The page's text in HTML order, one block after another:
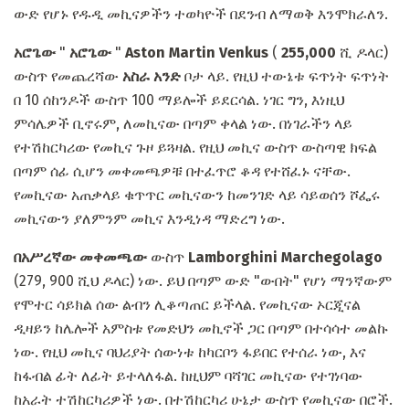
ውድ የሆኑ የዱዲ መኪናዎችን ተወካዮች በደንብ ለማወቅ እንሞክራለን.
አሮጌው" አሮጌው" Aston Martin Venkus ( 255,000 ሺ ዶላር)
ውስጥ የመጨረሻው አስራ አንድ ቦታ ላይ. የዚህ ተውኔቱ ፍጥነት ፍጥነት
በ 10 ሰከንዶች ውስጥ 100 ማይሎች ይደርሳል. ነገር ግን, እነዚህ
ምሳሌዎች ቢኖሩም, ለመኪናው በጣም ቀላል ነው. በነገራችን ላይ
የተሽከርካሪው የመኪና ጉዞ ይጓዛል. የዚህ መኪና ውስጥ ውስጣዊ ክፍል
በጣም ሰፊ ሲሆን መቀመጫዎቹ በተፈጥሮ ቆዳ የተሸፈኑ ናቸው.
የመኪናው አጠቃላይ ቁጥጥር መኪናውን ከመንገድ ላይ ሳይወሰን ሾፌሩ
መኪናውን ያለምንም መኪና እንዲነዳ ማድረግ ነው.
በአሥረኛው መቀመጫውውስጥ Lamborghini Marchegolago
(279, 900 ሺህ ዶላር) ነው. ይህ በጣም ውድ "ውበት" የሆነ ማንኛውም
የሞተር ሳይክል ሰው ልብን ሊቆጣጠር ይችላል. የመኪናው ኦርጂናል
ዲዛይን ከሌሎች አምስቱ የመድህን መኪኖች ጋር በጣም በተሳሳተ መልኩ
ነው. የዚህ መኪና ባህሪያት ሰውነቱ ከካርቦን ፋይበር የተሰራ ነው, እና
ከፋብል ፊት ለፊት ይተላለፋል. ከዚህም ባሻገር መኪናው የተገነባው
ከአራት ተሽከርካሪዎች ነው. በተሽከርካሪ ሁኔታ ውስጥ የመኪናው በሮች.